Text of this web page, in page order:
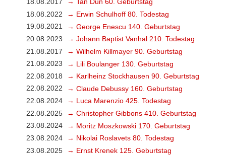
18.08.2017
→ Tan Dun 60. Geburtstag
18.08.2022
→ Erwin Schulhoff 80. Todestag
19.08.2021
→ George Enescu 140. Geburtstag
20.08.2023
→ Johann Baptist Vanhal 210. Todestag
21.08.2017
→ Wilhelm Killmayer 90. Geburtstag
21.08.2023
→ Lili Boulanger 130. Geburtstag
22.08.2018
→ Karlheinz Stockhausen 90. Geburtstag
22.08.2022
→ Claude Debussy 160. Geburtstag
22.08.2024
→ Luca Marenzio 425. Todestag
22.08.2025
→ Christopher Gibbons 410. Geburtstag
23.08.2024
→ Moritz Moszkowski 170. Geburtstag
23.08.2024
→ Nikolai Roslavets 80. Todestag
23.08.2025
→ Ernst Krenek 125. Geburtstag